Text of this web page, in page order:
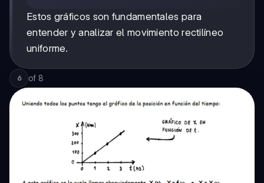
Estos gráficos son fundamentales para
entender y analizar el movimiento rectilíneo
uniforme.
6 of 8